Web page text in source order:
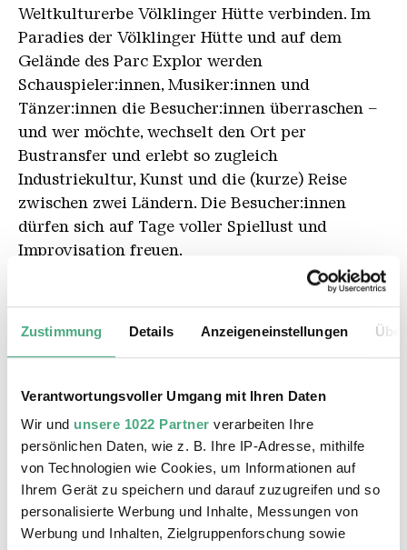
Zustimmung Details Anzeigeneinstellungen
Verantwortungsvoller Umgang mit Ihren Daten
Wir und unsere 1022 Partner verarbeiten Ihre
persönlichen Daten, wie z. B. Ihre IP-Adresse, mithilfe
von Technologien wie Cookies, um Informationen auf
Ihrem Gerät zu speichern und darauf zuzugreifen und so
personalisierte Werbung und Inhalte, Messungen von
Werbung und Inhalten, Zielgruppenforschung sowie
Weltkulturerbe Völklinger Hütte verbinden. Im
Paradies der Völklinger Hütte und auf dem
Gelände des Parc Explor werden
Schauspieler:innen, Musiker:innen und
Tänzer:innen die Besucher:innen überraschen –
und wer möchte, wechselt den Ort per
Bustransfer und erlebt so zugleich
Industriekultur, Kunst und die (kurze) Reise
zwischen zwei Ländern. Die Besucher:innen
dürfen sich auf Tage voller Spiellust und
Improvisation freuen.
Jubiläum des Élysée-Vertrags, den das Netzwerk
mobile Formate der Darstellenden Kunst
verwandeln dabei die Spielorte zu verzauberten
Schauplätzen voller künstlerischer
Überraschungen. Im Paradies, der Garten-
Wildnis des Weltkulturerbes, 'ploppen' die
Künstler:innen zwischen 13 und 18 Uhr auf.